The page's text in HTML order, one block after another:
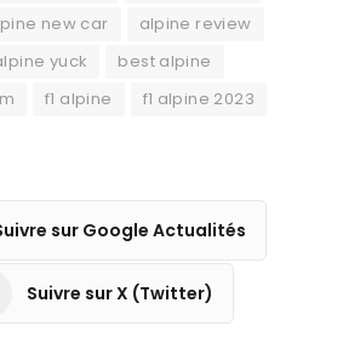
new car
alpine review
yuck
best alpine
f1 alpine
f1 alpine 2023
sur Google Actualités
Suivre sur X (Twitter)